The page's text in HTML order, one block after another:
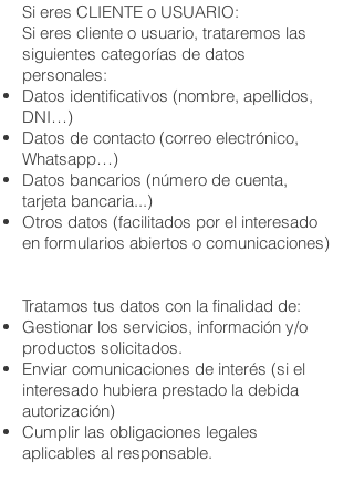
Si eres CLIENTE o USUARIO:
Si eres cliente o usuario, trataremos las
siguientes categorías de datos
personales:
Datos identificativos (nombre, apellidos,
DNI…)
Datos de contacto (correo electrónico,
Whatsapp…)
Datos bancarios (número de cuenta,
tarjeta bancaria...)
Otros datos (facilitados por el interesado
en formularios abiertos o comunicaciones)
Tratamos tus datos con la finalidad de:
Gestionar los servicios, información y/o
productos solicitados.
Enviar comunicaciones de interés (si el
interesado hubiera prestado la debida
autorización)
Cumplir las obligaciones legales
aplicables al responsable.